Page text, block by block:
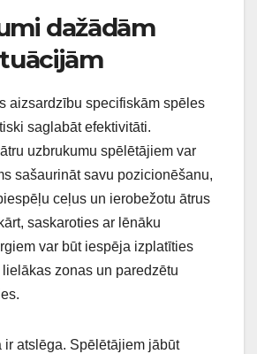
dažādām
aizsardzību specifiskām spēles
saglabāt efektivitāti.
uzbrukumu spēlētājiem var
sašaurināt savu pozicionēšanu,
ceļus un ierobežotu ātrus
saskaroties ar lēnāku
var būt iespēja izplatīties
zonas un paredzētu
ir atslēga. Spēlētājiem jābūt